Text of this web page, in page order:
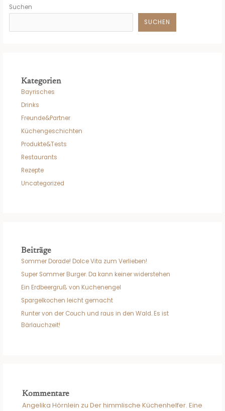
Suchen
SUCHEN
Kategorien
Bayrisches
Drinks
Freunde&Partner
Küchengeschichten
Produkte&Tests
Restaurants
Rezepte
Uncategorized
Beiträge
Sommer Dorade! Dolce Vita zum Verlieben!
Super Sommer Burger. Da kann keiner widerstehen
Ein Erdbeergruß von Kuchenengel
Spargelkochen leicht gemacht
Runter von der Couch und raus in den Wald. Es ist
Bärlauchzeit!
Kommentare
Angelika Hörnlein zuDer himmlische Küchenhelfer. Eine